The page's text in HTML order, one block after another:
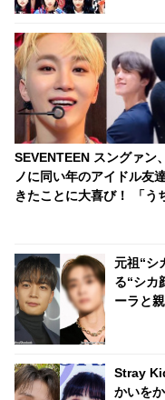
SEVENTEEN スングァン
ノに同い年のアイドル友
きたことに大喜び！ 「う
しまくり！ ディノの友達
ったいダレ？
元祖“シ
る“シカ
ーラと
Stray
かいを